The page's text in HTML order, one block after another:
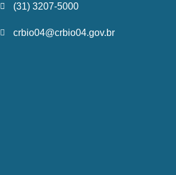
(31) 3207-5000
crbio04@crbio04.gov.br